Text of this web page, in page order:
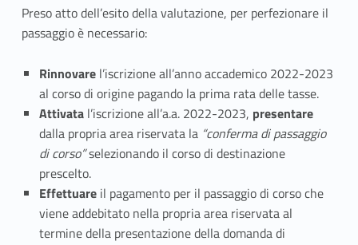
o
n
e
u
Preso atto dell’esito della valutazione, per perfezionare il
passaggio è necessario:
Rinnovarel’iscrizione all’anno accademico 2022-2023
al corso di origine pagando la prima rata delle tasse.
Attivatal’iscrizione all’a.a. 2022-2023, presentare
dalla propria area riservata la “conferma di passaggio
di corso”selezionando il corso di destinazione
prescelto.
Effettuareil pagamento per il passaggio di corso che
viene addebitato nella propria area riservata al
termine della presentazione della domanda di